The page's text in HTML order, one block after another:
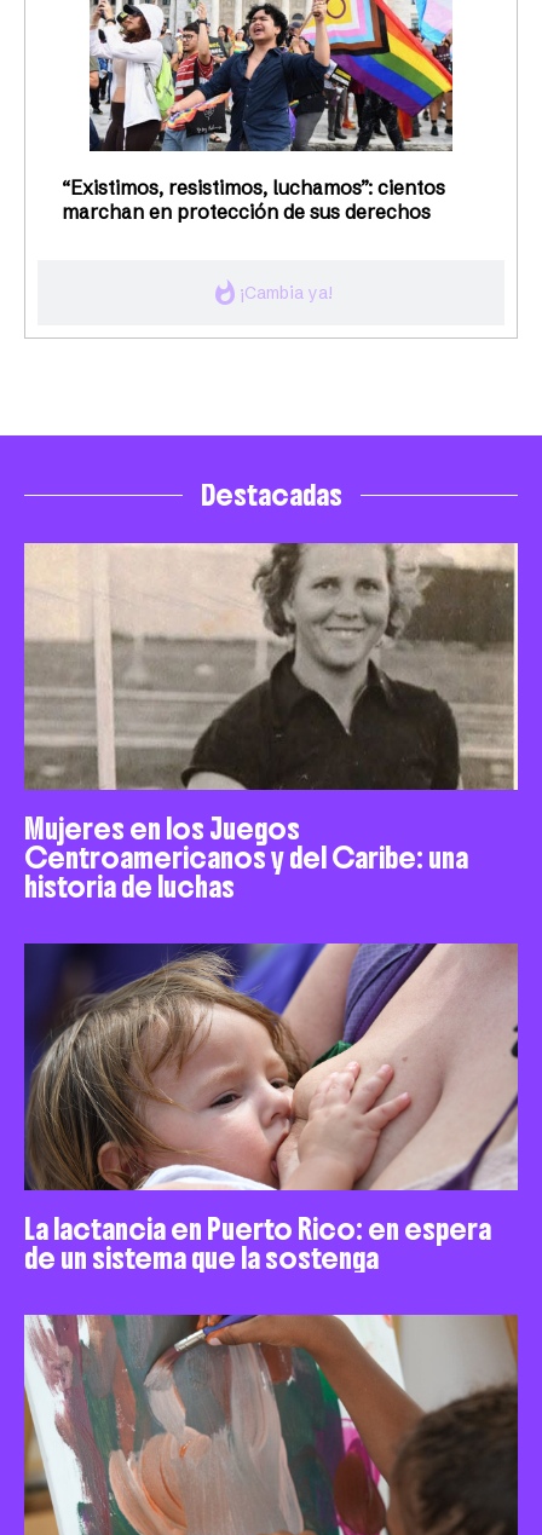
whatshot ¡Cambia ya!
“Existimos, resistimos, luchamos”: cientos
marchan en protección de sus derechos
Destacadas
Mujeres en los Juegos
Centroamericanos y del Caribe: una
historia de luchas
La lactancia en Puerto Rico: en espera
de un sistema que la sostenga